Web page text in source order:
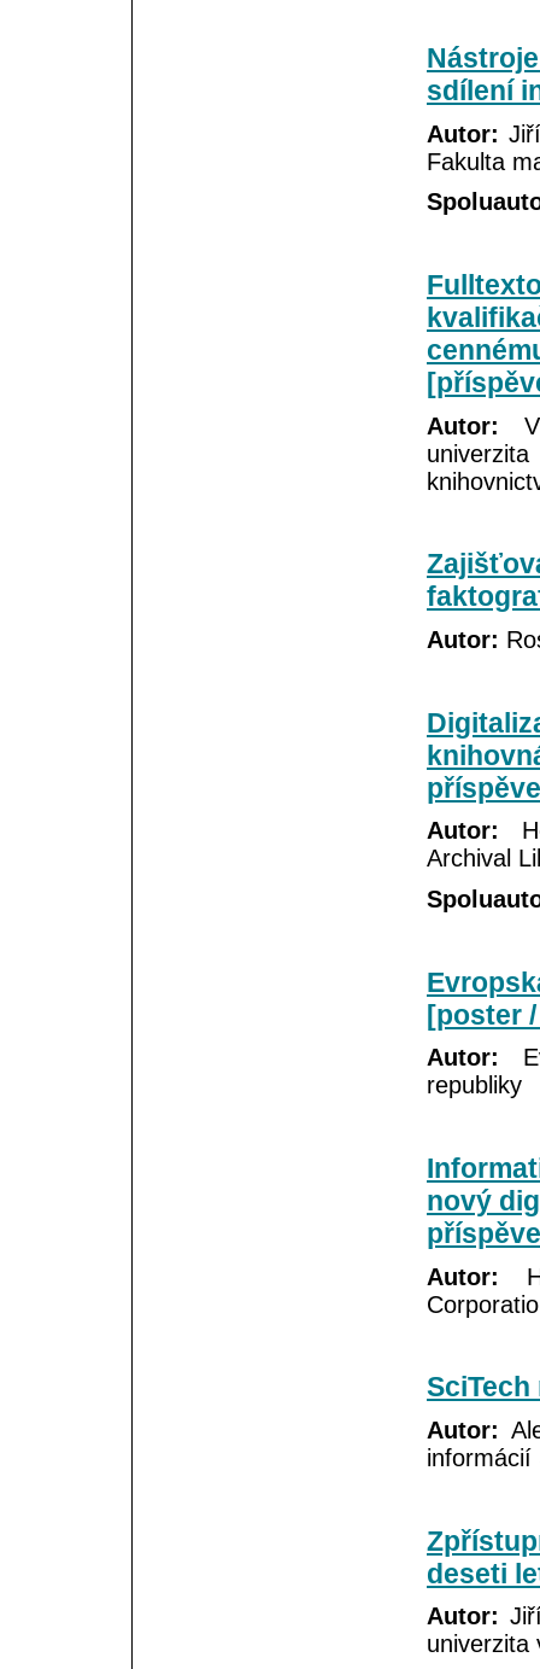
sdílení
Autor:
Fakulta
Autor:
Autor:
Autor:
Archival
[poster
Autor:
republiky
nový
Autor:
Autor:
informácií
deseti
Autor:
univerzita